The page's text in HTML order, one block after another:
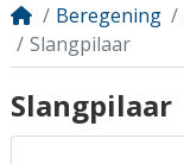
Beregening
Slangpilaar
Slangpilaar